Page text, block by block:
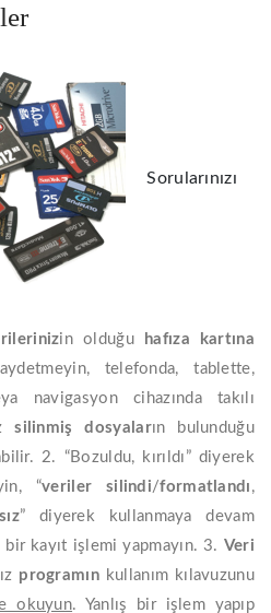
in olduğu
hafıza kartına
telefonda, tablette,
navigasyon cihazında takılı
silinmiş dosyaların bulunduğu
2. “Bozuldu, kırıldı” diyerek
“veriler silindi/formatlandı ,
” diyerek kullanmaya devam
kayıt işlemi yapmayın. 3. Veri
programınkullanım kılavuzunu
okuyun. Yanlış bir işlem yapıp
Sorularınızı